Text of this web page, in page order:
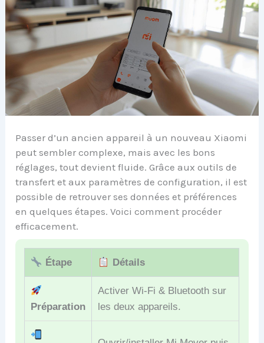
Passer d’un ancien appareil à un nouveau Xiaomi
peut sembler complexe, mais avec les bons
réglages, tout devient fluide. Grâce aux outils de
transfert et aux paramètres de configuration, il est
possible de retrouver ses données et préférences
en quelques étapes. Voici comment procéder
efficacement.
Étape Détails
Préparation
Activer Wi-Fi & Bluetooth sur
les deux appareils.